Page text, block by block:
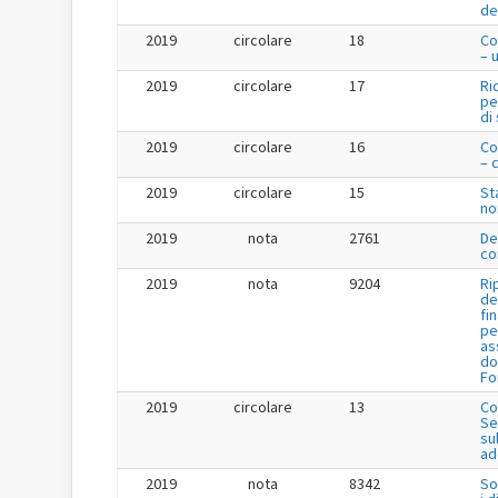
2019
circolare 18
–
2019
circolare 17
di
2019
circolare 16
–
2019
circolare 15
2019
nota 2761
2019
nota 9204
2019
circolare 13
2019
nota 8342